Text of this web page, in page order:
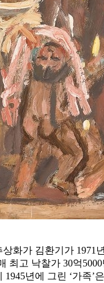
화가 김환기가 1971
최고 낙찰가 30억
년에 그린 ‘가족’